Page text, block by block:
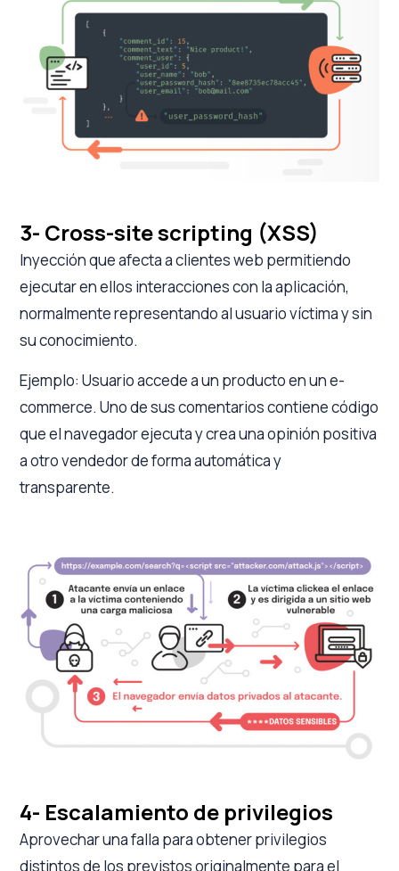
3- Cross-site scripting (XSS)
Inyección que afecta a clientes web permitiendo
ejecutar en ellos interacciones con la aplicación,
normalmente representando al usuario víctima y sin
su conocimiento.
Ejemplo: Usuario accede a un producto en un e-
commerce. Uno de sus comentarios contiene código
que el navegador ejecuta y crea una opinión positiva
a otro vendedor de forma automática y
transparente.
4- Escalamiento de privilegios
Aprovechar una falla para obtener privilegios
distintos de los previstos originalmente para el